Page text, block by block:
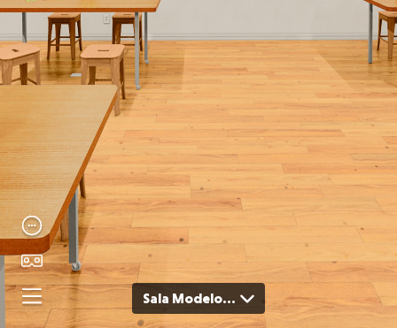
Sala Modelo Constelação (30 alunos)